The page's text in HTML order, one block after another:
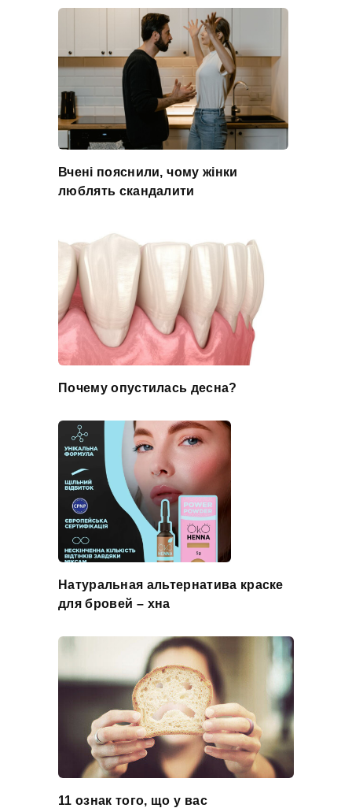
Вчені пояснили, чому жінки
люблять скандалити
Почему опустилась десна?
Натуральная альтернатива краске
для бровей – хна
11 ознак того, що у вас